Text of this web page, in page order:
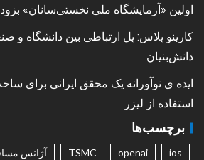
اولین «آزمایشگاه ملی نخستی‌سانان»
کارینو پلاس: پل ارتباطی بین دانشگاه و
دانش‌بنیان
ایده ی نوآورانه یک محقق ایرانی برای
استفاده از لیزر
برچسب‌ها
ios
openai
TSMC
آژانس